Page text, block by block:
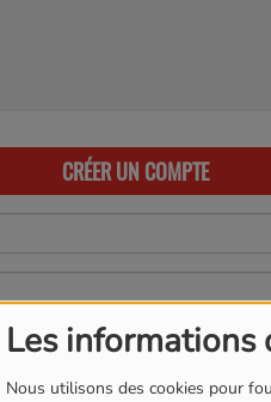
Les informations
Nous utilisons des cookies pour
CRÉER UN COMPTE